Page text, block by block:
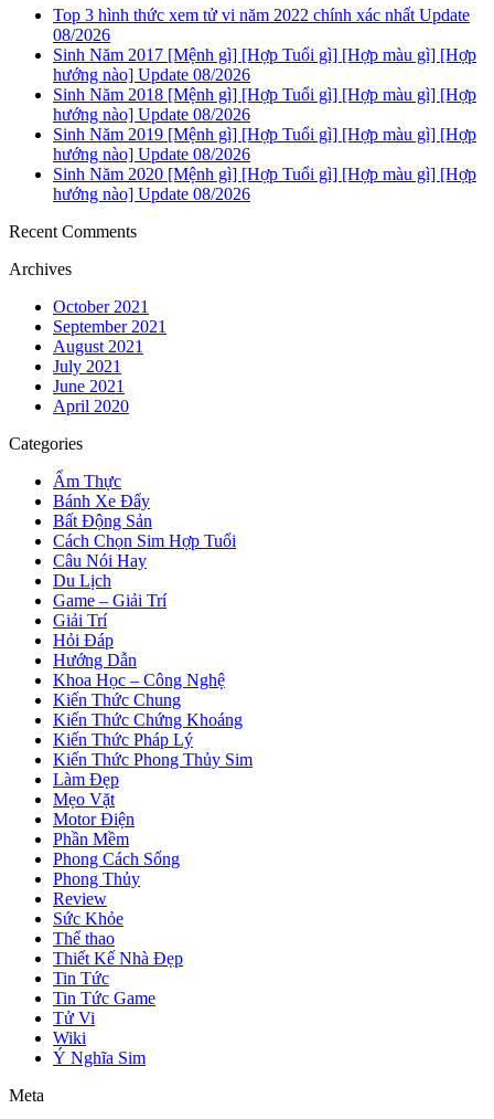
Top 3 hình thức xem tử vi năm 2022 chính xác nhất Update
08/2026
Sinh Năm 2017 [Mệnh gì] [Hợp Tuổi gì] [Hợp màu gì] [Hợp
hướng nào] Update 08/2026
Sinh Năm 2018 [Mệnh gì] [Hợp Tuổi gì] [Hợp màu gì] [Hợp
hướng nào] Update 08/2026
Sinh Năm 2019 [Mệnh gì] [Hợp Tuổi gì] [Hợp màu gì] [Hợp
hướng nào] Update 08/2026
Sinh Năm 2020 [Mệnh gì] [Hợp Tuổi gì] [Hợp màu gì] [Hợp
hướng nào] Update 08/2026
Recent Comments
Archives
October 2021
September 2021
August 2021
July 2021
June 2021
April 2020
Categories
Ẩm Thực
Bánh Xe Đẩy
Bất Động Sản
Cách Chọn Sim Hợp Tuổi
Câu Nói Hay
Du Lịch
Game – Giải Trí
Giải Trí
Hỏi Đáp
Hướng Dẫn
Khoa Học – Công Nghệ
Kiến Thức Chung
Kiến Thức Chứng Khoáng
Kiến Thức Pháp Lý
Kiến Thức Phong Thủy Sim
Làm Đẹp
Mẹo Vặt
Motor Điện
Phần Mềm
Phong Cách Sống
Phong Thủy
Review
Sức Khỏe
Thể thao
Thiết Kế Nhà Đẹp
Tin Tức
Tin Tức Game
Tử Vi
Wiki
Ý Nghĩa Sim
Meta